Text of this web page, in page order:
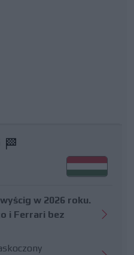
w 2026 roku.
i Ferrari bez